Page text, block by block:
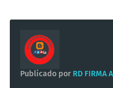
Publicado por RD FIRMA